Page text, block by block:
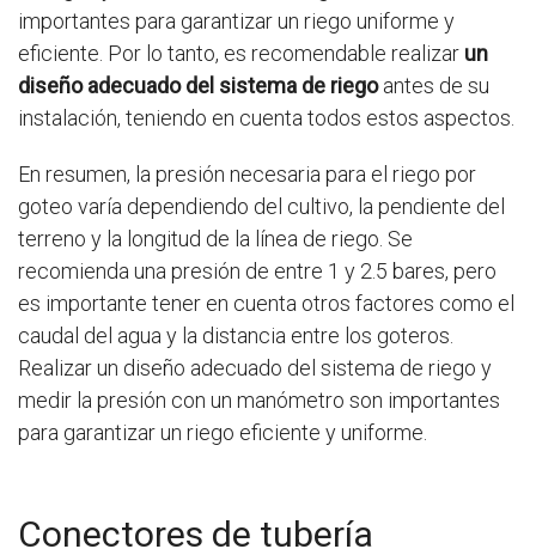
importantes para garantizar un riego uniforme y
eficiente. Por lo tanto, es recomendable realizar un
diseño adecuado del sistema de riegoantes de su
instalación, teniendo en cuenta todos estos aspectos.
En resumen, la presión necesaria para el riego por
goteo varía dependiendo del cultivo, la pendiente del
terreno y la longitud de la línea de riego. Se
recomienda una presión de entre 1 y 2.5 bares, pero
es importante tener en cuenta otros factores como el
caudal del agua y la distancia entre los goteros.
Realizar un diseño adecuado del sistema de riego y
medir la presión con un manómetro son importantes
para garantizar un riego eficiente y uniforme.
Conectores de tubería